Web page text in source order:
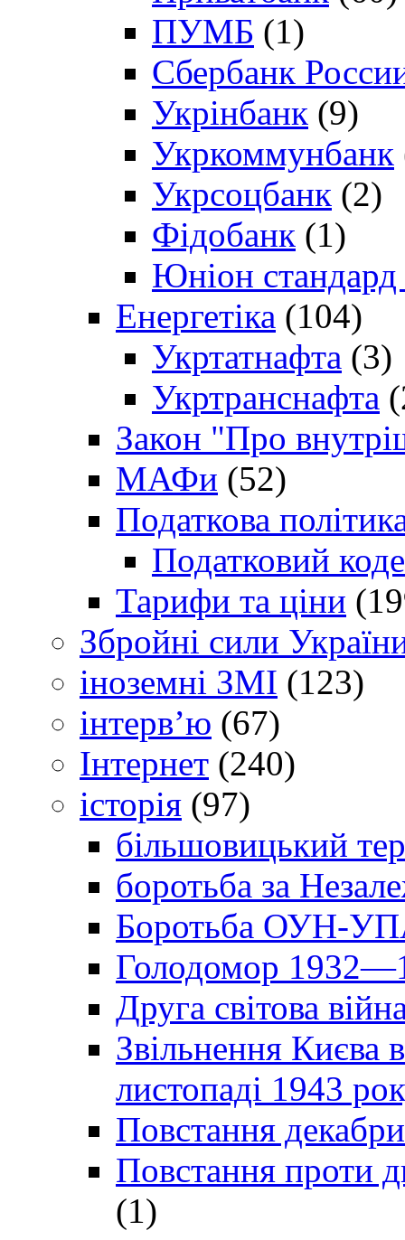
ПУМБ (1)
Сбербанк
Укрінбанк (9)
Укркоммунбанк
Укрсоцбанк (2)
Фідобанк (1)
Юніон стандард
Енергетіка (104)
Укртатнафта (3)
Укртранснафта
Закон "Про
МАФи (52)
Податкова
Податковий
Тарифи та ціни
Збройні сили
іноземні ЗМІ (123)
інтерв’ю (67)
Інтернет (240)
історія (97)
більшовицький
боротьба за
Боротьба ОУН-УПА
Голодомор
Друга світова
Звільнення Києва
листопаді 1943
Повстання
Повстання проти
(1)